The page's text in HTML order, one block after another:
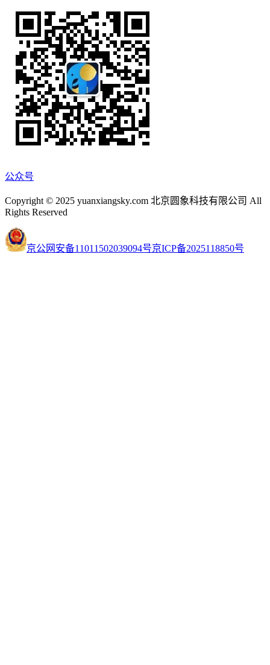
公众号
Copyright © 2025 yuanxiangsky.com 北京圆象科技有限公司 All
Rights Reserved
京公网安备11011502039094号京ICP备2025118850号